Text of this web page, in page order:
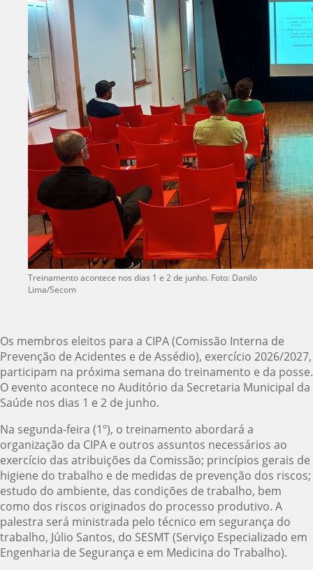
Treinamento acontece nos dias 1 e 2 de junho. Foto: Danilo
Lima/Secom
Os membros eleitos para a CIPA (Comissão Interna de
Prevenção de Acidentes e de Assédio), exercício 2026/2027,
participam na próxima semana do treinamento e da posse.
O evento acontece no Auditório da Secretaria Municipal da
Saúde nos dias 1 e 2 de junho.
Na segunda-feira (1º), o treinamento abordará a
organização da CIPA e outros assuntos necessários ao
exercício das atribuições da Comissão; princípios gerais de
higiene do trabalho e de medidas de prevenção dos riscos;
estudo do ambiente, das condições de trabalho, bem
como dos riscos originados do processo produtivo. A
palestra será ministrada pelo técnico em segurança do
trabalho, Júlio Santos, do SESMT (Serviço Especializado em
Engenharia de Segurança e em Medicina do Trabalho).